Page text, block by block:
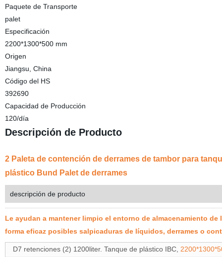
Paquete de Transporte
palet
Especificación
2200*1300*500 mm
Origen
Jiangsu, China
Código del HS
392690
Capacidad de Producción
120/día
Descripción de Producto
2 Paleta de contención de derrames de tambor para
plástico Bund Palet de derrames
descripción de producto
Le ayudan a mantener limpio el entorno de almacenamiento
forma eficaz posibles salpicaduras de líquidos, derrames o
D7 retenciones (2) 1200liter. Tanque de plástico IBC,